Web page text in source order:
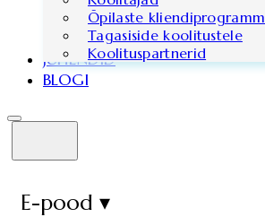
Õpilaste kliendiprogramm
Tagasiside koolitustele
Koolituspartnerid
JUHENDID
BLOGI
E-pood ▾